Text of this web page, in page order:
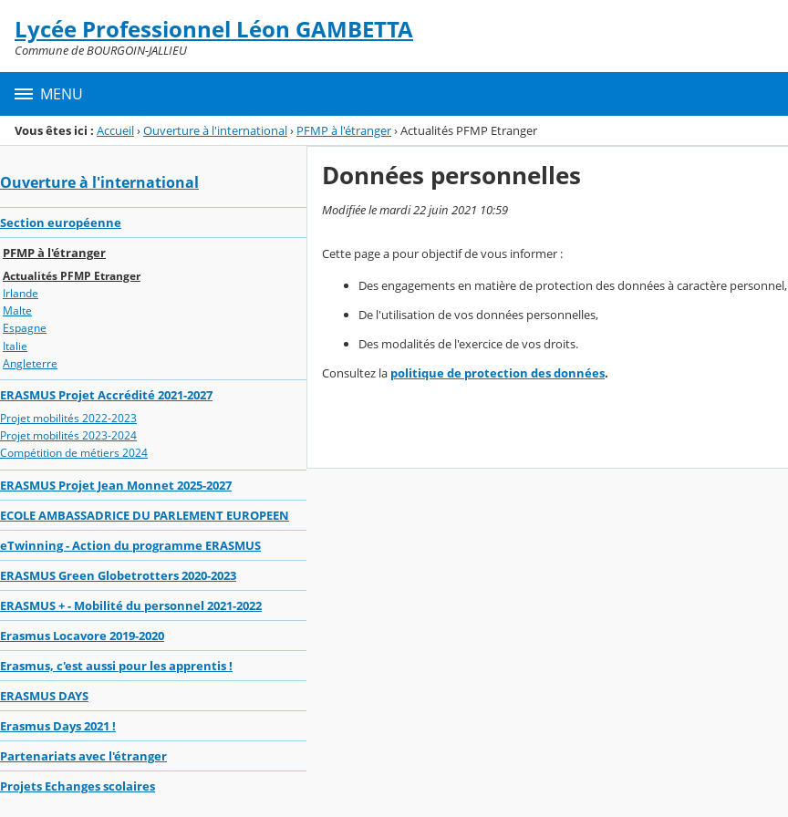
Menu de la rubrique
Contenu
Lycée Professionnel Léon GAMBETTA
Commune de BOURGOIN-JALLIEU
MENU
Vous êtes ici : Accueil›Ouverture à l'international› PFMP à l'étranger›Actualités PFMP Etranger
Ouverture à l'international
Section européenne
PFMP à l'étranger
Actualités PFMP Etranger
Irlande
Malte
Espagne
Italie
Angleterre
ERASMUS Projet Accrédité 2021-2027
Projet mobilités 2022-2023
Projet mobilités 2023-2024
Compétition de métiers 2024
ERASMUS Projet Jean Monnet 2025-2027
ECOLE AMBASSADRICE DU PARLEMENT EUROPEEN
eTwinning - Action du programme ERASMUS
ERASMUS Green Globetrotters 2020-2023
ERASMUS + - Mobilité du personnel 2021-2022
Erasmus Locavore 2019-2020
Erasmus, c'est aussi pour les apprentis !
ERASMUS DAYS
Erasmus Days 2021 !
Partenariats avec l'étranger
Projets Echanges scolaires
Données personnelles
Modifiée le mardi 22 juin 2021 10:59
Cette page a pour objectif de vous informer :
Des engagements en matière de protection des données à caractère personnel,
De l'utilisation de vos données personnelles,
Des modalités de l'exercice de vos droits.
Consultez la politique de protection des données.